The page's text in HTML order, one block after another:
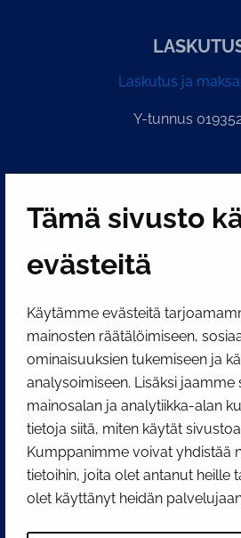
Tämä sivusto
evästeitä
Käytämme evästeitä
mainosten räätälöimiseen,
ominaisuuksien tukemiseen ja
analysoimiseen. Lisäksi jaamme
mainosalan ja analytiikka-alan
tietoja siitä, miten käytät
Kumppanimme voivat yhdistää
tietoihin, joita olet antanut heille
olet käyttänyt heidän
Laskutus ja
Y-tunnus
Näytä
SOSIAALINEN
Facebook InstagramYouTube